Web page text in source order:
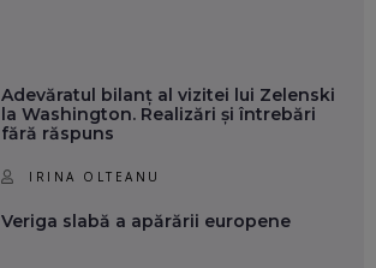
Adevăratul bilanț al vizitei lui Zelenski
la Washington. Realizări și întrebări
fără răspuns
IRINA OLTEANU
Veriga slabă a apărării europene